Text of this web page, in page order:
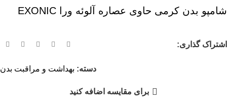
شامپو بدن کرمی حاوی عصاره آلوئه ورا EXONIC
اشتراک گذاری:
دسته: بهداشت و مراقبت بدن
برای مقایسه اضافه کنید